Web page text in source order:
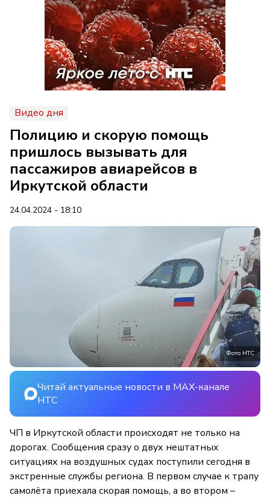
Видео дня
Полицию и скорую помощь
пришлось вызывать для
пассажиров авиарейсов в
Иркутской области
24.04.2024 - 18:10
Фото НТС
Читай актуальные новости в MAX-канале
НТС
ЧП в Иркутской области происходят не только на
дорогах. Сообщения сразу о двух нештатных
ситуациях на воздушных судах поступили сегодня в
экстренные службы региона. В первом случае к трапу
самолёта приехала скорая помощь, а во втором –